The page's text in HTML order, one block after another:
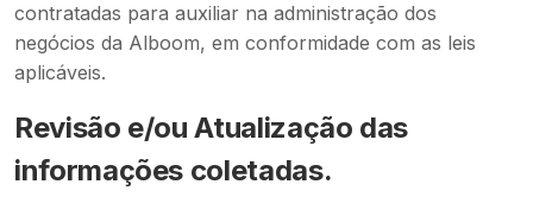
contratadas para auxiliar na administração dos
negócios da Alboom, em conformidade com as leis
aplicáveis.
Revisão e/ou Atualização das
informações coletadas.